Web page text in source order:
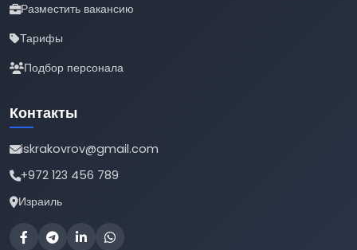
Разместить вакансию
Тарифы
Подбор персонала
Контакты
iskrakovrov@gmail.com
+972 123 456 789
Израиль